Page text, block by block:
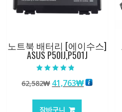
노트북 배터리 [에이수스]
ASUS P50IJ,P501J
4.50
로 평가됨
62,582₩ 원
가
41,763₩현
장바구니